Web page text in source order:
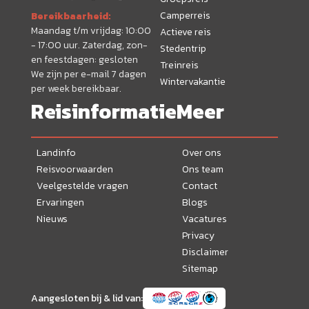
Bereikbaarheid:
Maandag t/m vrijdag: 10:00
- 17:00 uur. Zaterdag, zon-
en feestdagen: gesloten
We zijn per e-mail 7 dagen
per week bereikbaar.
Camperreis
Actieve reis
Stedentrip
Treinreis
Wintervakantie
Reisinformatie
Landinfo
Reisvoorwaarden
Veelgestelde vragen
Ervaringen
Nieuws
Meer
Over ons
Ons team
Contact
Blogs
Vacatures
Privacy
Disclaimer
Sitemap
Aangesloten bij & lid van: